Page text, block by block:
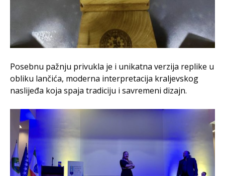
Posebnu pažnju privukla je i unikatna verzija replike u
obliku lančića, moderna interpretacija kraljevskog
naslijeđa koja spaja tradiciju i savremeni dizajn.